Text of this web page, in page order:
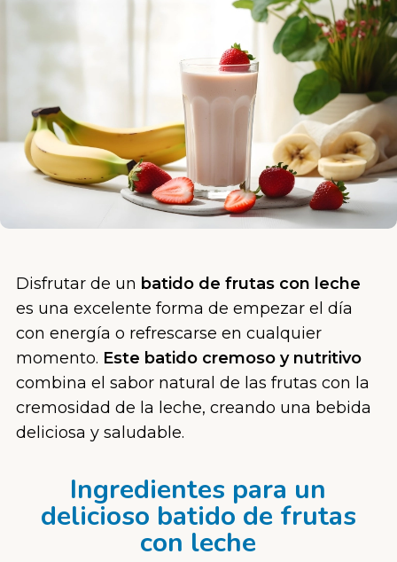
Disfrutar de un batido de frutas con leche
es una excelente forma de empezar el día
con energía o refrescarse en cualquier
momento. Este batido cremoso y nutritivo
combina el sabor natural de las frutas con la
cremosidad de la leche, creando una bebida
deliciosa y saludable.
Ingredientes para un
delicioso batido de frutas
con leche